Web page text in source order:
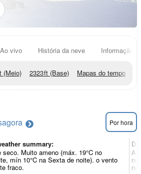
Ao vivo História da neve Informação
(Meio) 2323ft (Base) Mapas do tempo
agora Por hora
summary:
seco. Muito ameno (máx. 19°C no
mín 10°C na Sexta de noite). o vento
fraco. na